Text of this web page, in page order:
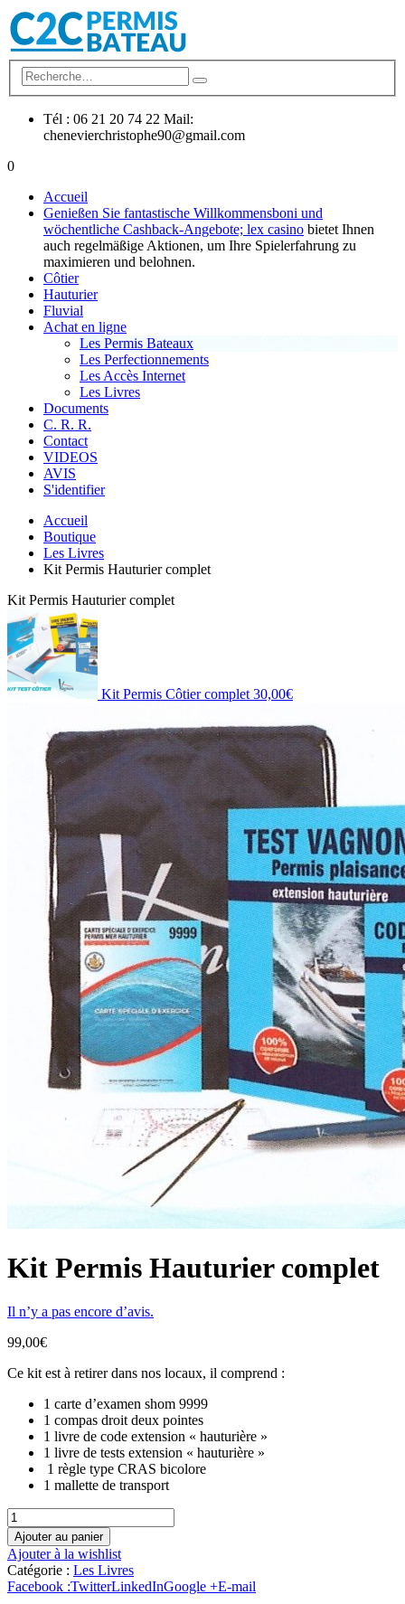
Tél : 06 21 20 74 22 Mail:
chenevierchristophe90@gmail.com
0
Accueil
Genießen Sie fantastische Willkommensboni und
wöchentliche Cashback-Angebote; lex casino bietet Ihnen
auch regelmäßige Aktionen, um Ihre Spielerfahrung zu
maximieren und belohnen.
Côtier
Hauturier
Fluvial
Achat en ligne
Les Permis Bateaux
Les Perfectionnements
Les Accès Internet
Les Livres
Documents
C. R. R.
Contact
VIDEOS
AVIS
S'identifier
Accueil
Boutique
Les Livres
Kit Permis Hauturier complet
Kit Permis Hauturier complet
Kit Permis Côtier complet 30,00€
Kit Permis Hauturier complet
Il n’y a pas encore d’avis.
99,00€
Ce kit est à retirer dans nos locaux, il comprend :
1 carte d’examen shom 9999
1 compas droit deux pointes
1 livre de code extension « hauturière »
1 livre de tests extension « hauturière »
1 règle type CRAS bicolore
1 mallette de transport
Ajouter au panier
Ajouter à la wishlist
Catégorie : Les Livres
Facebook :TwitterLinkedInGoogle +E-mail